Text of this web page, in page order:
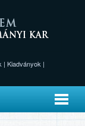
| Kiadványok |